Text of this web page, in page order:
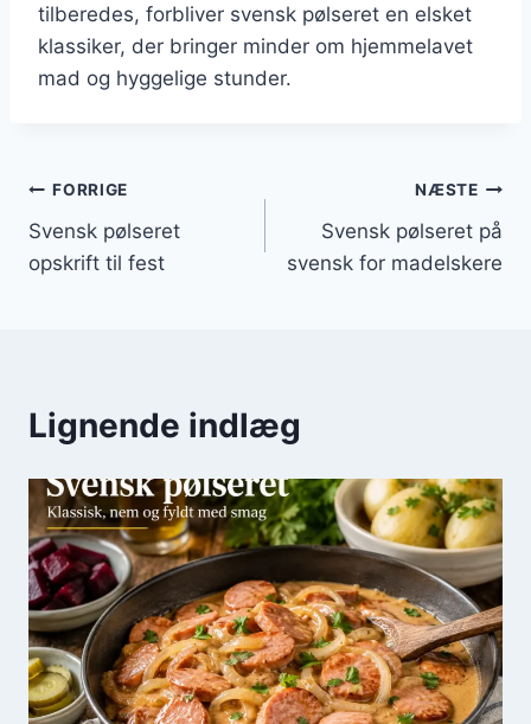
tilberedes, forbliver svensk pølseret en elsket
klassiker, der bringer minder om hjemmelavet
mad og hyggelige stunder.
Indlægsnavigation
FORRIGE
Svensk pølseret
opskrift til fest
NÆSTE
Svensk pølseret på
svensk for madelskere
Lignende indlæg